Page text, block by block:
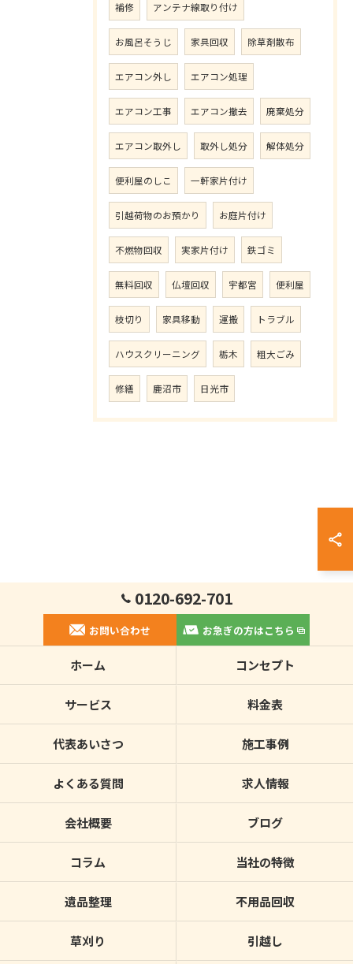
補修 アンテナ線取り付け
お風呂そうじ 家具回収 除草剤散布
エアコン外し エアコン処理
エアコン工事 エアコン撤去 廃棄処分
エアコン取外し 取外し処分 解体処分
便利屋のしこ 一軒家片付け
引越荷物のお預かり お庭片付け
不燃物回収 実家片付け 鉄ゴミ
無料回収 仏壇回収 宇都宮 便利屋
枝切り 家具移動 運搬 トラブル
ハウスクリーニング 栃木 粗大ごみ
修繕 鹿沼市 日光市
0120-692-701
お問い合わせ お急ぎの方はこちら
ホーム コンセプト
サービス 料金表
代表あいさつ 施工事例
よくある質問 求人情報
会社概要 ブログ
コラム 当社の特徴
遺品整理 不用品回収
草刈り 引越し